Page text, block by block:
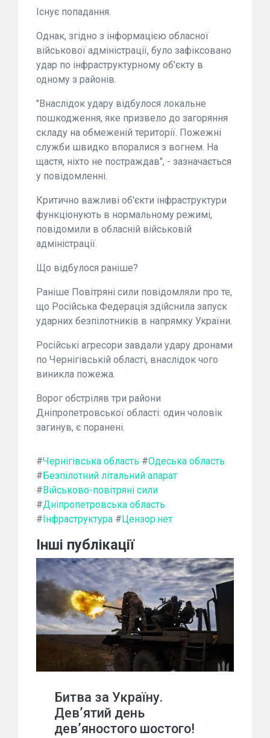
Існує попадання.
Однак, згідно з інформацією обласної
військової адміністрації, було зафіксовано
удар по інфраструктурному об'єкту в
одному з районів.
"Внаслідок удару відбулося локальне
пошкодження, яке призвело до загоряння
складу на обмеженій території. Пожежні
служби швидко впоралися з вогнем. На
щастя, ніхто не постраждав", - зазначається
у повідомленні.
Критично важливі об'єкти інфраструктури
функціонують в нормальному режимі,
повідомили в обласній військовій
адміністрації.
Що відбулося раніше?
Раніше Повітряні сили повідомляли про те,
що Російська Федерація здійснила запуск
ударних безпілотників в напрямку України.
Російські агресори завдали удару дронами
по Чернігівській області, внаслідок чого
виникла пожежа.
Ворог обстріляв три райони
Дніпропетровської області: один чоловік
загинув, є поранені.
#Чернігівська область #Одеська область
# Безпілотний літальний апарат
# Військово-повітряні сили
#Дніпропетровська область
# Інфраструктура # Цензор.нет
Інші публікації
Битва за Україну.
Дев’ятий день
дев’яностого шостого!